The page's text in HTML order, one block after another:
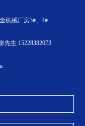
机械厂房3#、4#
先生 15228382073